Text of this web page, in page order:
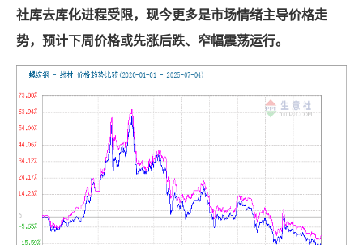
社库去库化进程受限，现今更多是市场情绪主导价格走
势，预计下周价格或先涨后跌、窄幅震荡运行。